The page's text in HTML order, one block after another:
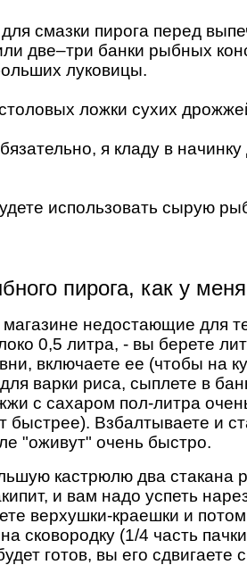
смазки пирога перед
две–три банки рыбных
луковицы.
ложки сухих
я кладу в начинку
использовать сырую
пирога, как у
недостающие для
0,5 литра, - вы берете
включаете ее (чтобы на
варки риса, сыплете в
с сахаром пол-литра
Взбалтываете и
"оживут" очень быстро.
кастрюлю два стакана
и вам надо успеть
верхушки-краешки и
сковородку (1/4 часть
готов, вы его